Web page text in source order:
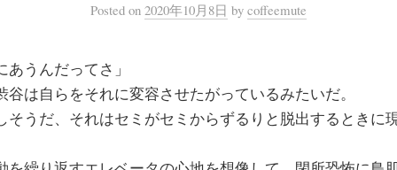
Posted on 2020年10月8日 by coffeemute
うんだってさ」
谷は自らをそれに変容させたがっているみたいだ。
そうだ、それはセミがセミからずるりと脱出するときに